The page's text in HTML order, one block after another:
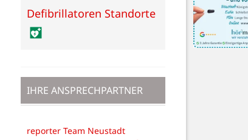
Defibrillatoren Standorte
IHRE ANSPRECHPARTNER
reporter Team Neustadt